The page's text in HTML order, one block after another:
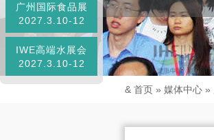
广州国际食品展
2027.3.10-12
IWE高端水展会
2027.3.10-12
& 首页 » 媒体中心 »